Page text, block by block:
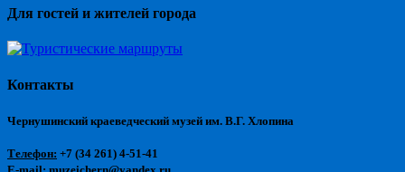
Для гостей и жителей города
Контакты
Чернушинский краеведческий музей им. В.Г. Хлопина
Телефон: +7 (34 261) 4-51-41